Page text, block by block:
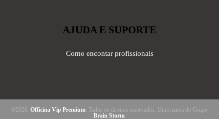
AJUDA E SUPORTE
Como encontar profissionais
©2026. Officina Vip Premium. Todos os direitos reservados. Uma marca do Grupo
Brain Storm.